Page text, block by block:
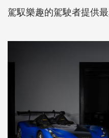
駕馭樂趣的駕駛者提供